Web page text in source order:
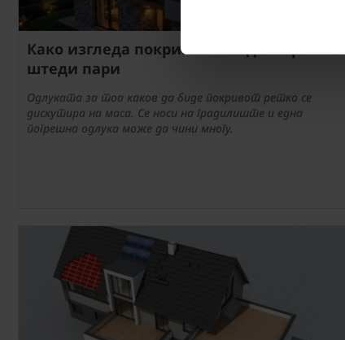
Како изгледа покривот што долгорочно
штеди пари
Одлуката за тоа каков да биде покривот ретко се
дискутира на маса. Се носи на градилиште и една
погрешна одлука може да чини многу.